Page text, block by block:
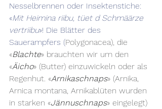
Nesselbrennen oder Insektenstiche:
«Mit Heimina riibu, tüet d Schmäärze
vertriibu»! Die Blätter des
Sauerampfers (Polygonacea), die
«Blachte» brauchten wir um den
«Äicho» (Butter) einzuwickeln oder als
Regenhut. «Arnikaschnaps» (Arnika,
Arnica montana, Arnikablüten wurden
in starken «Jännuschnaps» eingelegt)